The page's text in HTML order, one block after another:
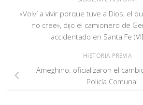
«Volví a vivir porque tuve a Dios, el
no cree», dijo el camionero de
accidentado en Santa Fe
HISTORIA PREVIA
Ameghino: oficializaron el
Policía Comunal